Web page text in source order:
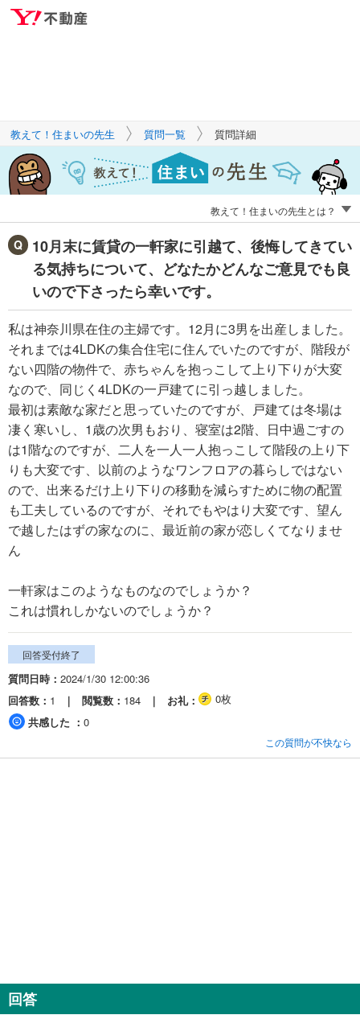
教えて！住まいの先生 質問一覧 質問詳細
教えて！住まいの先生とは？
10月末に賃貸の一軒家に引越て、後悔してきてい
る気持ちについて、どなたかどんなご意見でも良
いので下さったら幸いです。
私は神奈川県在住の主婦です。12月に3男を出産しました。
それまでは4LDKの集合住宅に住んでいたのですが、階段が
ない四階の物件で、赤ちゃんを抱っこして上り下りが大変
なので、同じく4LDKの一戸建てに引っ越しました。
最初は素敵な家だと思っていたのですが、戸建ては冬場は
凄く寒いし、1歳の次男もおり、寝室は2階、日中過ごすの
は1階なのですが、二人を一人一人抱っこして階段の上り下
りも大変です、以前のようなワンフロアの暮らしではない
ので、出来るだけ上り下りの移動を減らすために物の配置
も工夫しているのですが、それでもやはり大変です、望ん
で越したはずの家なのに、最近前の家が恋しくてなりませ
ん
一軒家はこのようなものなのでしょうか？
これは慣れしかないのでしょうか？
回答受付終了
質問日時
2024/1/30 12:00:36
回答数
1 閲覧数 184 お礼
0枚
共感した
0
この質問が不快なら
回答